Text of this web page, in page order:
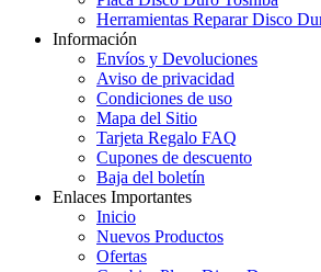
Herramientas Reparar Disco
Información
Envíos y Devoluciones
Aviso de privacidad
Condiciones de uso
Mapa del Sitio
Tarjeta Regalo FAQ
Cupones de descuento
Baja del boletín
Enlaces Importantes
Inicio
Nuevos Productos
Ofertas